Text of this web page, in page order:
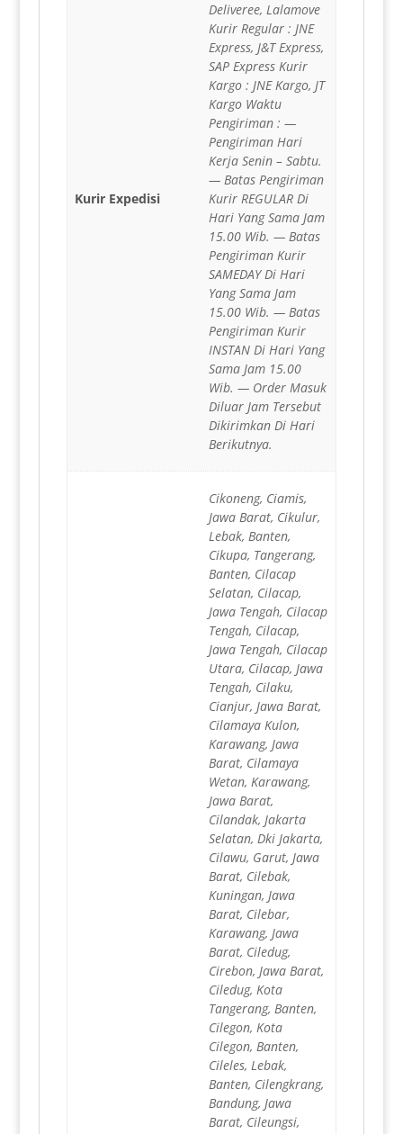
Kurir Expedisi
Deliveree, Lalamove
Kurir Regular : JNE
Express, J&T Express,
SAP Express Kurir
Kargo : JNE Kargo, JT
Kargo Waktu
Pengiriman : —
Pengiriman Hari
Kerja Senin – Sabtu.
— Batas Pengiriman
Kurir REGULAR Di
Hari Yang Sama Jam
15.00 Wib. — Batas
Pengiriman Kurir
SAMEDAY Di Hari
Yang Sama Jam
15.00 Wib. — Batas
Pengiriman Kurir
INSTAN Di Hari Yang
Sama Jam 15.00
Wib. — Order Masuk
Diluar Jam Tersebut
Dikirimkan Di Hari
Berikutnya.
Cikoneng, Ciamis,
Jawa Barat, Cikulur,
Lebak, Banten,
Cikupa, Tangerang,
Banten, Cilacap
Selatan, Cilacap,
Jawa Tengah, Cilacap
Tengah, Cilacap,
Jawa Tengah, Cilacap
Utara, Cilacap, Jawa
Tengah, Cilaku,
Cianjur, Jawa Barat,
Cilamaya Kulon,
Karawang, Jawa
Barat, Cilamaya
Wetan, Karawang,
Jawa Barat,
Cilandak, Jakarta
Selatan, Dki Jakarta,
Cilawu, Garut, Jawa
Barat, Cilebak,
Kuningan, Jawa
Barat, Cilebar,
Karawang, Jawa
Barat, Ciledug,
Cirebon, Jawa Barat,
Ciledug, Kota
Tangerang, Banten,
Cilegon, Kota
Cilegon, Banten,
Cileles, Lebak,
Banten, Cilengkrang,
Bandung, Jawa
Barat, Cileungsi,